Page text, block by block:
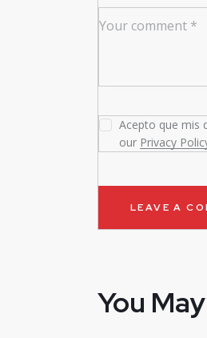
Acepto que mis
our Privacy
You